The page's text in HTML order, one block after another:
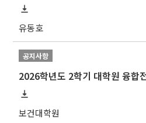
유동호
공지사항
보건대학원